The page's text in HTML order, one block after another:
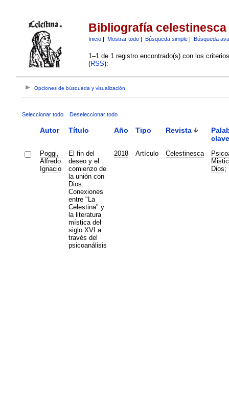
Bibliografía celestinesca
Inicio| Mostrar todo| Búsqueda simple| Búsqueda
1–1 de 1 registro encontrado(s) con los
(RSS):
Opciones de búsqueda y visualización
Seleccionar todo Deseleccionar todo
Autor Título Año Tipo Revista
clave
Poggi,
Alfredo
Ignacio
El fin del
deseo y el
comienzo de
la unión con
Dios:
Conexiones
entre "La
Celestina" y
la literatura
mística del
siglo XVI a
través del
psicoanálisis
2018 Artículo Celestinesca
Dios;